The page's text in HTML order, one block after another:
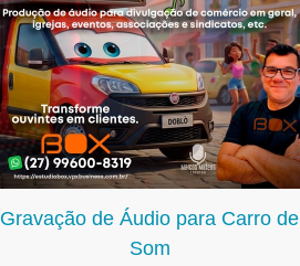
Gravação de Áudio para Carro de
Som